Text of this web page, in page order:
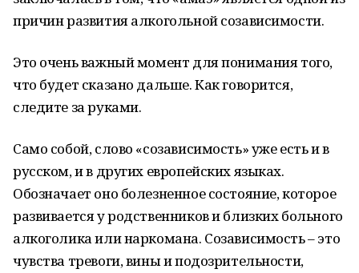
причин развития алкогольной созависимости.
Это очень важный момент для понимания того,
что будет сказано дальше. Как говорится,
следите за руками.
Само собой, слово «созависимость» уже есть и в
русском, и в других европейских языках.
Обозначает оно болезненное состояние, которое
развивается у родственников и близких больного
алкоголика или наркомана. Созависимость – это
чувства тревоги, вины и подозрительности,